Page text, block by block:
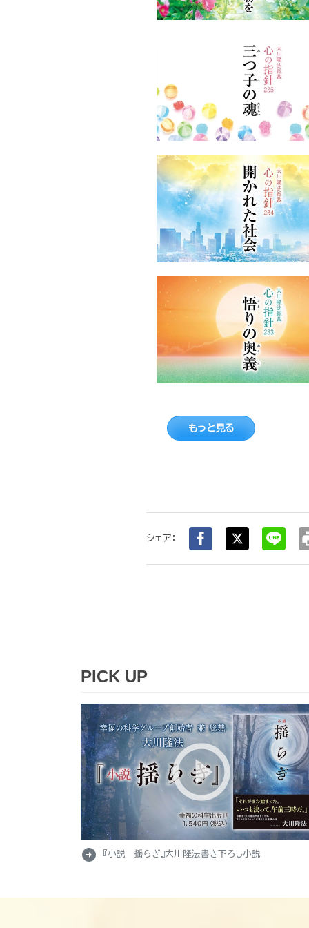
もっと見る
シェア：
PICK UP
arrow_circle_right 『小説 揺らぎ』大川隆法書き下ろし小説